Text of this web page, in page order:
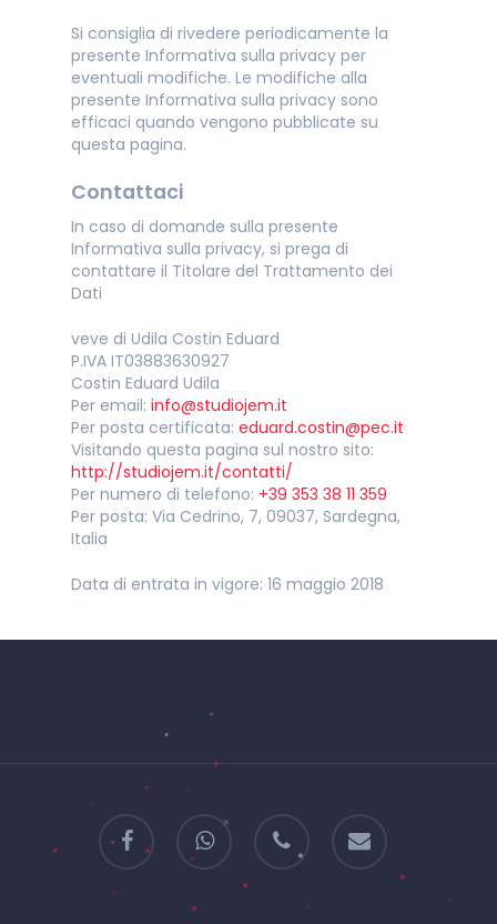
Si consiglia di rivedere periodicamente la
presente Informativa sulla privacy per
eventuali modifiche. Le modifiche alla
presente Informativa sulla privacy sono
efficaci quando vengono pubblicate su
questa pagina.
Contattaci
In caso di domande sulla presente
Informativa sulla privacy, si prega di
contattare il Titolare del Trattamento dei
Dati
veve di Udila Costin Eduard
P.IVA IT03883630927
Costin Eduard Udila
Per email:info@studiojem.it
Per posta certificata:eduard.costin@pec.it
Visitando questa pagina sul nostro sito:
http://studiojem.it/contatti/
Per numero di telefono: +39 353 38 11 359
Per posta: Via Cedrino, 7, 09037, Sardegna,
Italia
Data di entrata in vigore: 16 maggio 2018
facebook whatsapp phone